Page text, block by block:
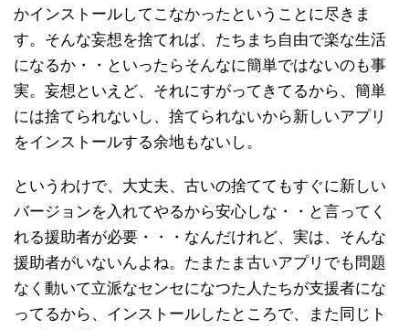
かインストールしてこなかったということに尽きま
す。そんな妄想を捨てれば、たちまち自由で楽な生活
になるか・・といったらそんなに簡単ではないのも事
実。妄想といえど、それにすがってきてるから、簡単
には捨てられないし、捨てられないから新しいアプリ
をインストールする余地もないし。
というわけで、大丈夫、古いの捨ててもすぐに新しい
バージョンを入れてやるから安心しな・・と言ってく
れる援助者が必要・・・なんだけれど、実は、そんな
援助者がいないんよね。たまたま古いアプリでも問題
なく動いて立派なセンセになつた人たちが支援者にな
ってるから、インストールしたところで、また同じト